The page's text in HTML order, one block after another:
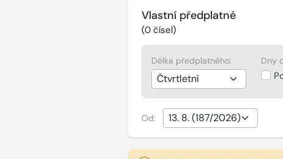
Vlastní předplatné
(0čísel)
Délka předplatného: Dny
Od: